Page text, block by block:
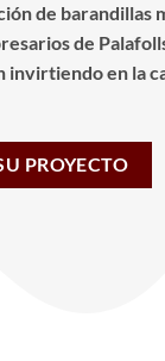
de barandillas
de
invirtiendo en la
PROYECTO